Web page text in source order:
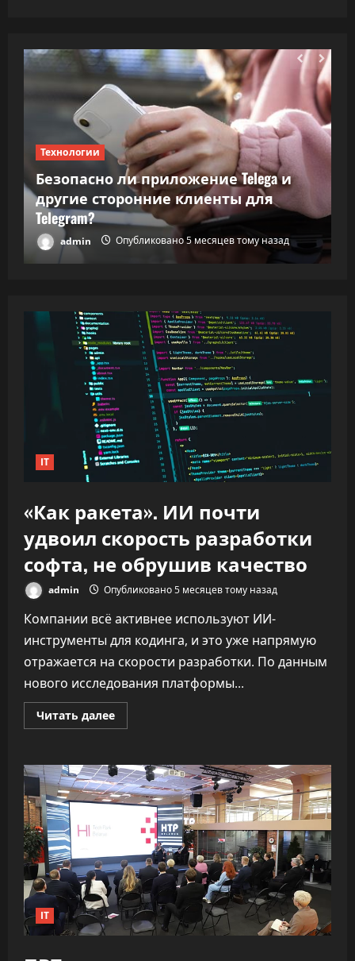
Технологии
Безопасно ли приложение Telega и
другие сторонние клиенты для
Telegram?
admin Опубликовано 5 месяцев тому назад
IT
«Как ракета». ИИ почти
удвоил скорость разработки
софта, не обрушив качество
admin Опубликовано 5 месяцев тому назад
Компании всё активнее используют ИИ-
инструменты для кодинга, и это уже напрямую
отражается на скорости разработки. По данным
нового исследования платформы...
Читать далееПрочитать
больше
ИИ
почти
удвоил
скорость
разработки
софта,
обрушив
качество
IT